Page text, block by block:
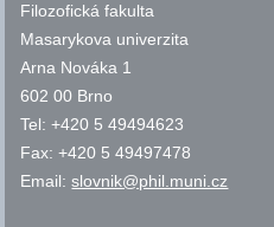
Filozofická fakulta
Masarykova univerzita
Arna Nováka 1
602 00 Brno
Tel: +420 5 49494623
Fax: +420 5 49497478
Email:slovnik@phil.muni.cz